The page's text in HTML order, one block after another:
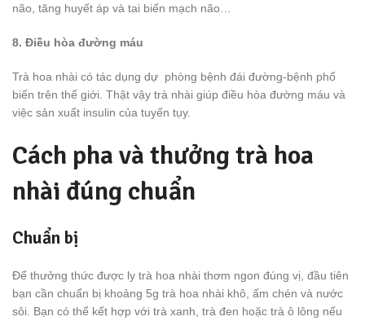
não, tăng huyết áp và tai biến mạch não…
8. Điều hòa đường máu
Trà hoa nhài có tác dụng dự phòng bệnh đái đường-bệnh phổ
biến trên thế giới. Thật vậy trà nhài giúp điều hòa đường máu và
việc sản xuất insulin của tuyến tụy.
Cách pha và thưởng trà hoa
nhài đúng chuẩn
Chuẩn bị
Để thưởng thức được ly trà hoa nhài thơm ngon đúng vị, đầu tiên
bạn cần chuẩn bị khoảng 5g trà hoa nhài khô, ấm chén và nước
sôi. Bạn có thể kết hợp với trà xanh, trà đen hoặc trà ô lông nếu